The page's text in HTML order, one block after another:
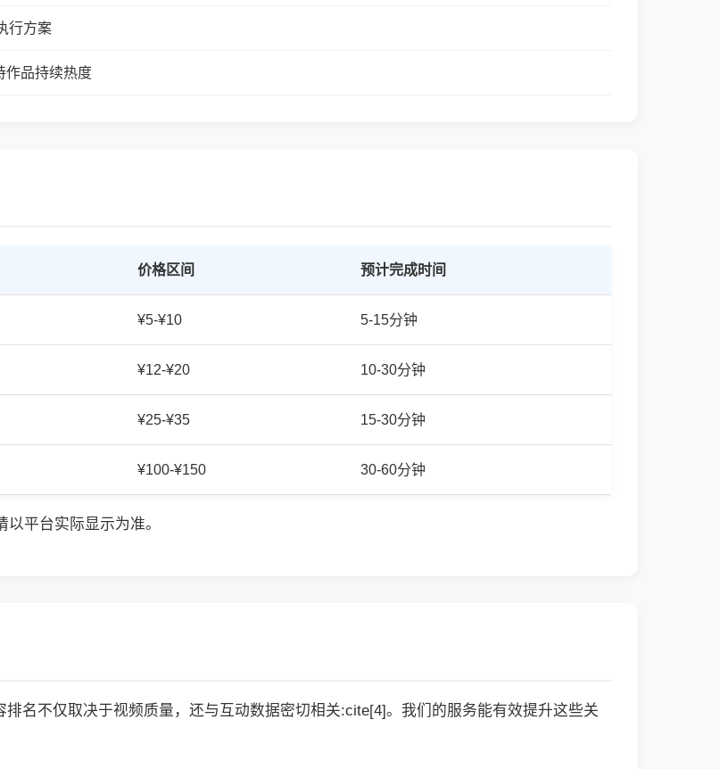
行方案
作品持续热度
价格区间 预计完成时间
¥5-¥10 5-15分钟
¥12-¥20 10-30分钟
¥25-¥35 15-30分钟
¥100-¥150 30-60分钟
平台实际显示为准。
名不仅取决于视频质量，还与互动数据密切相关:cite[4]。我们的服务能有效提升这些关